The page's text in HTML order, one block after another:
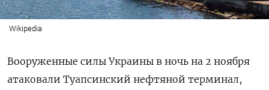
Wikipedia
Вооруженные силы Украины в ночь на 2 ноября
атаковали Туапсинский нефтяной терминал,